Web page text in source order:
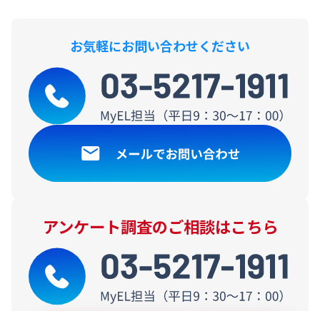
お気軽にお問い合わせください
アンケート調査のご相談はこちら